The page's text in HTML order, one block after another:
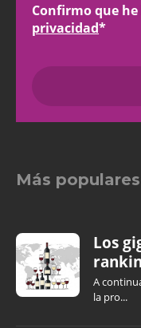
Confirmo que
privacidad*
Más populares
Los
A
la pro...